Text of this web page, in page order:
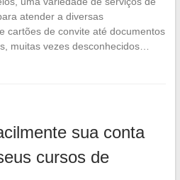
atender a diversas
cartões de convite até documentos
muitas vezes desconhecidos…
sua conta
cursos de